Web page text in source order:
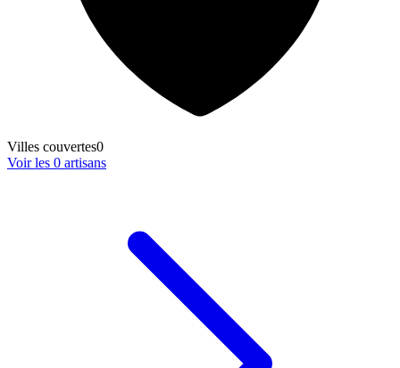
Villes couvertes0
Voir les 0 artisans